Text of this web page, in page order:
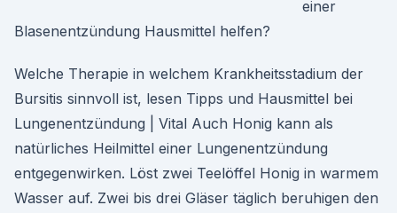
einer
Blasenentzündung Hausmittel helfen?
Welche Therapie in welchem Krankheitsstadium der
Bursitis sinnvoll ist, lesen Tipps und Hausmittel bei
Lungenentzündung | Vital Auch Honig kann als
natürliches Heilmittel einer Lungenentzündung
entgegenwirken. Löst zwei Teelöffel Honig in warmem
Wasser auf. Zwei bis drei Gläser täglich beruhigen den